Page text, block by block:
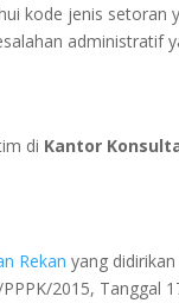
kode jenis setoran
administratif
di Kantor
Rekan yang
2015, Tanggal